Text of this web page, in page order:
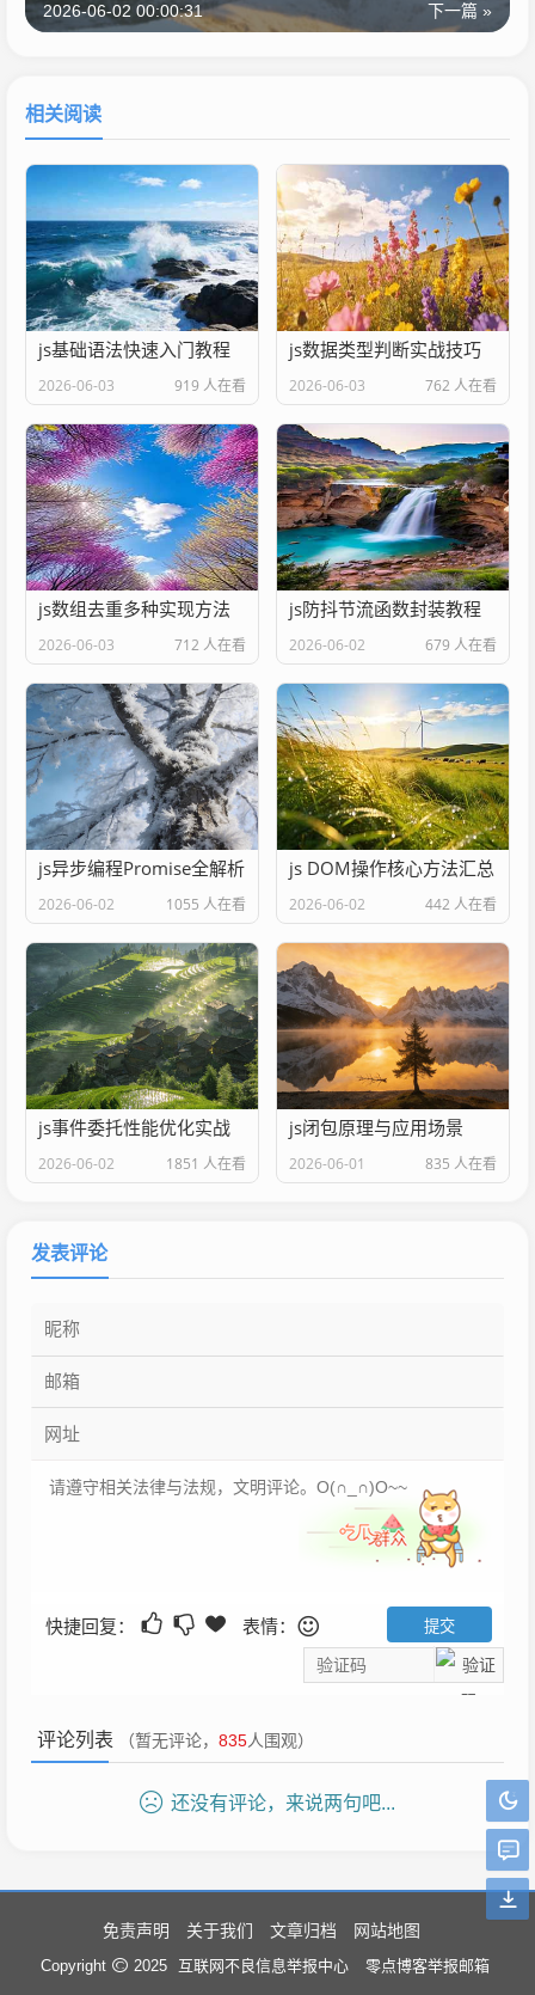
下一篇 »
2026-06-02 00:00:31
相关阅读
js基础语法快速入门教程
2026-06-03 919 人在看
js数据类型判断实战技巧
2026-06-03 762 人在看
js数组去重多种实现方法
2026-06-03 712 人在看
js防抖节流函数封装教程
2026-06-02 679 人在看
js异步编程Promise全解析
2026-06-02 1055 人在看
js DOM操作核心方法汇总
2026-06-02 442 人在看
js事件委托性能优化实战
2026-06-02 1851 人在看
js闭包原理与应用场景
2026-06-01 835 人在看
发表评论
快捷回复： 表情：
评论列表 （暂无评论， 835人围观）
还没有评论，来说两句吧...
免责声明 关于我们 文章归档 网站地图
Copyright 2025 互联网不良信息举报中心 零点博客举报邮箱